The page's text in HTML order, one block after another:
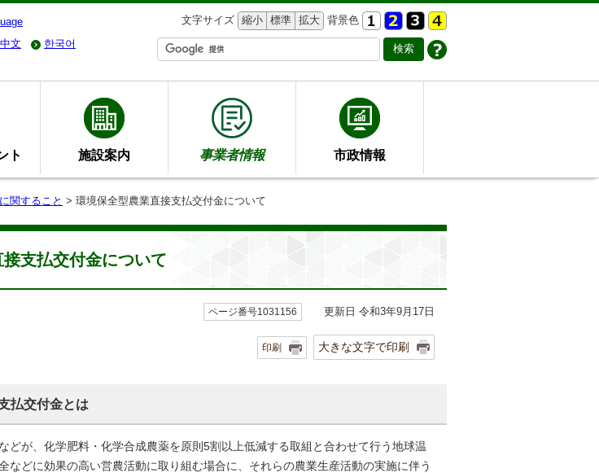
文字サイズ 縮小 標準 拡大 背景色
文 한국어
ト 施設案内 事業者情報 市政情報
関すること > 環境保全型農業直接支払交付金について
支払交付金について
ページ番号1031156 更新日 令和3年9月17日
印刷 大きな文字で印刷
払交付金とは
どが、化学肥料・化学合成農薬を原則5割以上低減する取組と合わせて行う地球温
などに効果の高い営農活動に取り組む場合に、それらの農業生産活動の実施に伴う